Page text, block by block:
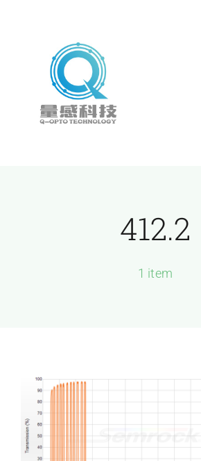
关于量感
联系我们
412.2
1 item